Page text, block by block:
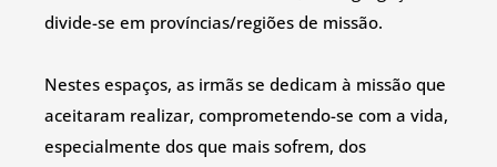
divide-se em províncias/regiões de missão.
Nestes espaços, as irmãs se dedicam à missão que
aceitaram realizar, comprometendo-se com a vida,
especialmente dos que mais sofrem, dos